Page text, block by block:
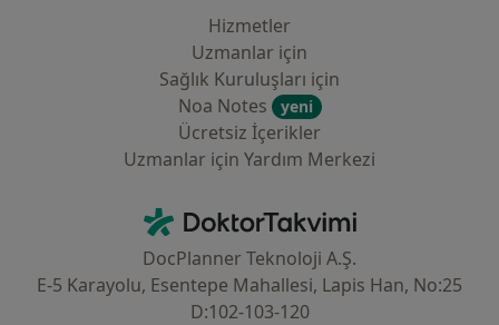
Hizmetler
Uzmanlar için
Sağlık Kuruluşları için
Noa Notes
yeni
Ücretsiz İçerikler
Uzmanlar için Yardım Merkezi
DoktorTakvimi - Ana Sayfa
DocPlanner Teknoloji A.Ş.
E-5 Karayolu, Esentepe Mahallesi, Lapis Han, No:25
D:102-103-120